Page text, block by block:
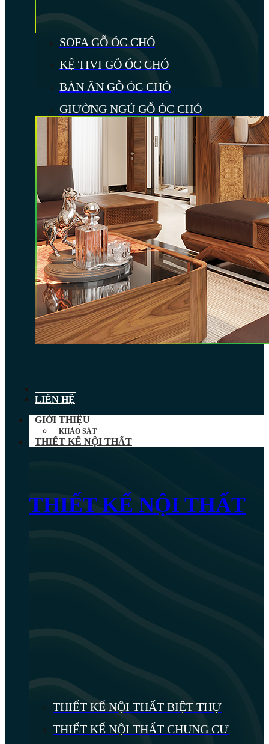
SOFA GỖ ÓC CHÓ
KỆ TIVI GỖ ÓC CHÓ
BÀN ĂN GỖ ÓC CHÓ
GIƯỜNG NGỦ GỖ ÓC CHÓ
LIÊN HỆ
GIỚI THIỆU
KHẢO SÁT
THIẾT KẾ NỘI THẤT
THIẾT KẾ NỘI THẤT
THIẾT KẾ NỘI THẤT BIỆT THỰ
THIẾT KẾ NỘI THẤT CHUNG CƯ